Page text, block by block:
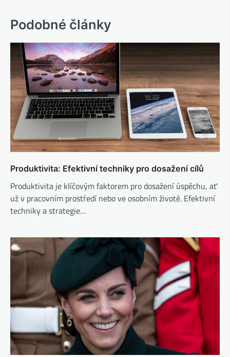
Podobné články
Produktivita: Efektivní techniky pro dosažení cílů
Produktivita je klíčovým faktorem pro dosažení úspěchu, ať
už v pracovním prostředí nebo ve osobním životě. Efektivní
techniky a strategie…